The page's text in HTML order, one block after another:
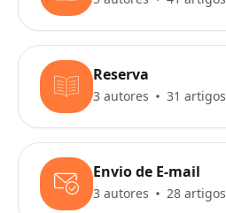
Reserva
3 autores 31 artigos
Envio de E-mail
3 autores 28 artigos